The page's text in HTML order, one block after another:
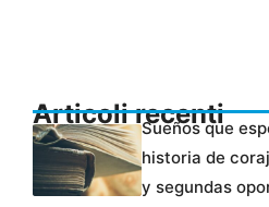
Articoli recenti
Sueños que
historia de
y segundas